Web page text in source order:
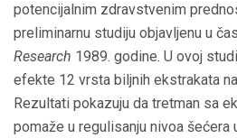
potencijalnim zdravstvenim
preliminarnu studiju objavljenu u
Research 1989. godine. U ovoj
efekte 12 vrsta biljnih ekstrakata
Rezultati pokazuju da tretman sa
pomaže u regulisanju nivoa šećera